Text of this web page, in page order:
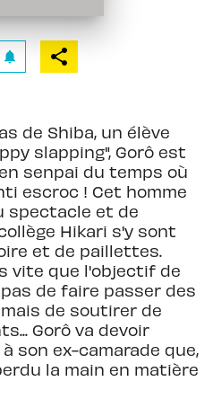
notifications
de Shiba, un élève
slapping", Gorô est
senpai du temps où
escroc ! Cet homme
spectacle et de
Hikari s'y sont
et de paillettes.
vite que l'objectif de
de faire passer des
de soutirer de
Gorô va devoir
son ex-camarade que,
la main en matière